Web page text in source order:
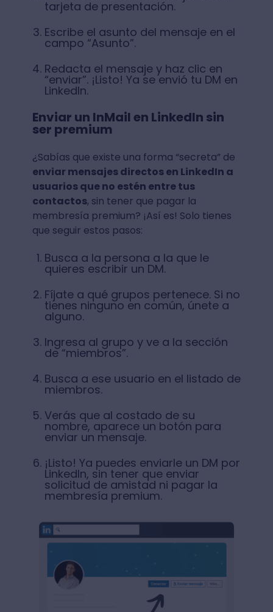
tarjeta de presentación.
Escribe el asunto del mensaje en el
campo “Asunto”.
Redacta el mensaje y haz clic en
“enviar”. ¡Listo! Ya se envió tu DM en
LinkedIn.
Enviar un InMail en LinkedIn sin
ser premium
¿Sabías que existe una forma “secreta” de
enviar mensajes directos en LinkedIn a
usuarios que no estén entre tus
contactos, sin tener que pagar la
membresía premium? ¡Así es! Solo tienes
que seguir estos pasos:
Busca a la persona a la que le
quieres escribir un DM.
Fíjate a qué grupos pertenece. Si no
tienes ninguno en común, únete a
alguno.
Ingresa al grupo y ve a la sección
de “miembros”.
Busca a ese usuario en el listado de
miembros.
Verás que al costado de su
nombre, aparece un botón para
enviar un mensaje.
¡Listo! Ya puedes enviarle un DM por
LinkedIn, sin tener que enviar
solicitud de amistad ni pagar la
membresía premium.